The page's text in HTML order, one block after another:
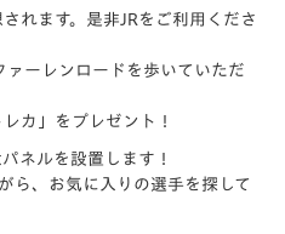
れます。是非JRをご利用くださ
ァーレンロードを歩いていただ
カ」 をプレゼント！
ネルを設置します！
ら、お気に入りの選手を探して